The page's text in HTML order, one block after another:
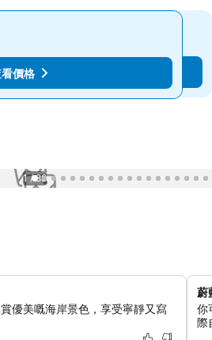
查看價格
價格
1 / 88
優美嘅海岸景色，享受寧靜又寫
蔚
你
際